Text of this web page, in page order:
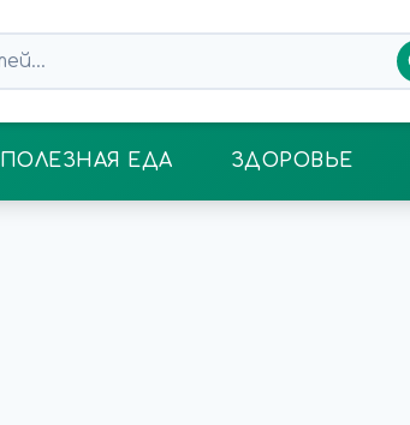
ПОЛЕЗНАЯ ЕДА ЗДОРОВЬЕ